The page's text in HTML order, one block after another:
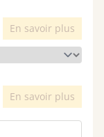
En savoir plus
En savoir plus